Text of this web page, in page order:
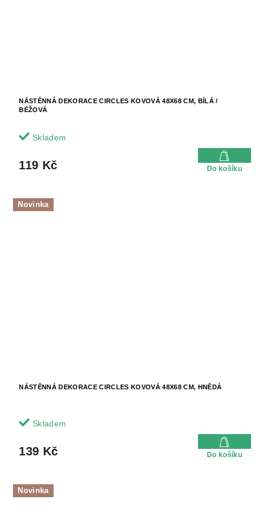
NÁSTĚNNÁ DEKORACE CIRCLES KOVOVÁ 48X68 CM, BÍLÁ /
BÉŽOVÁ
Skladem
119 Kč Do košíku
Novinka
NÁSTĚNNÁ DEKORACE CIRCLES KOVOVÁ 48X68 CM, HNĚDÁ
Skladem
139 Kč Do košíku
Novinka